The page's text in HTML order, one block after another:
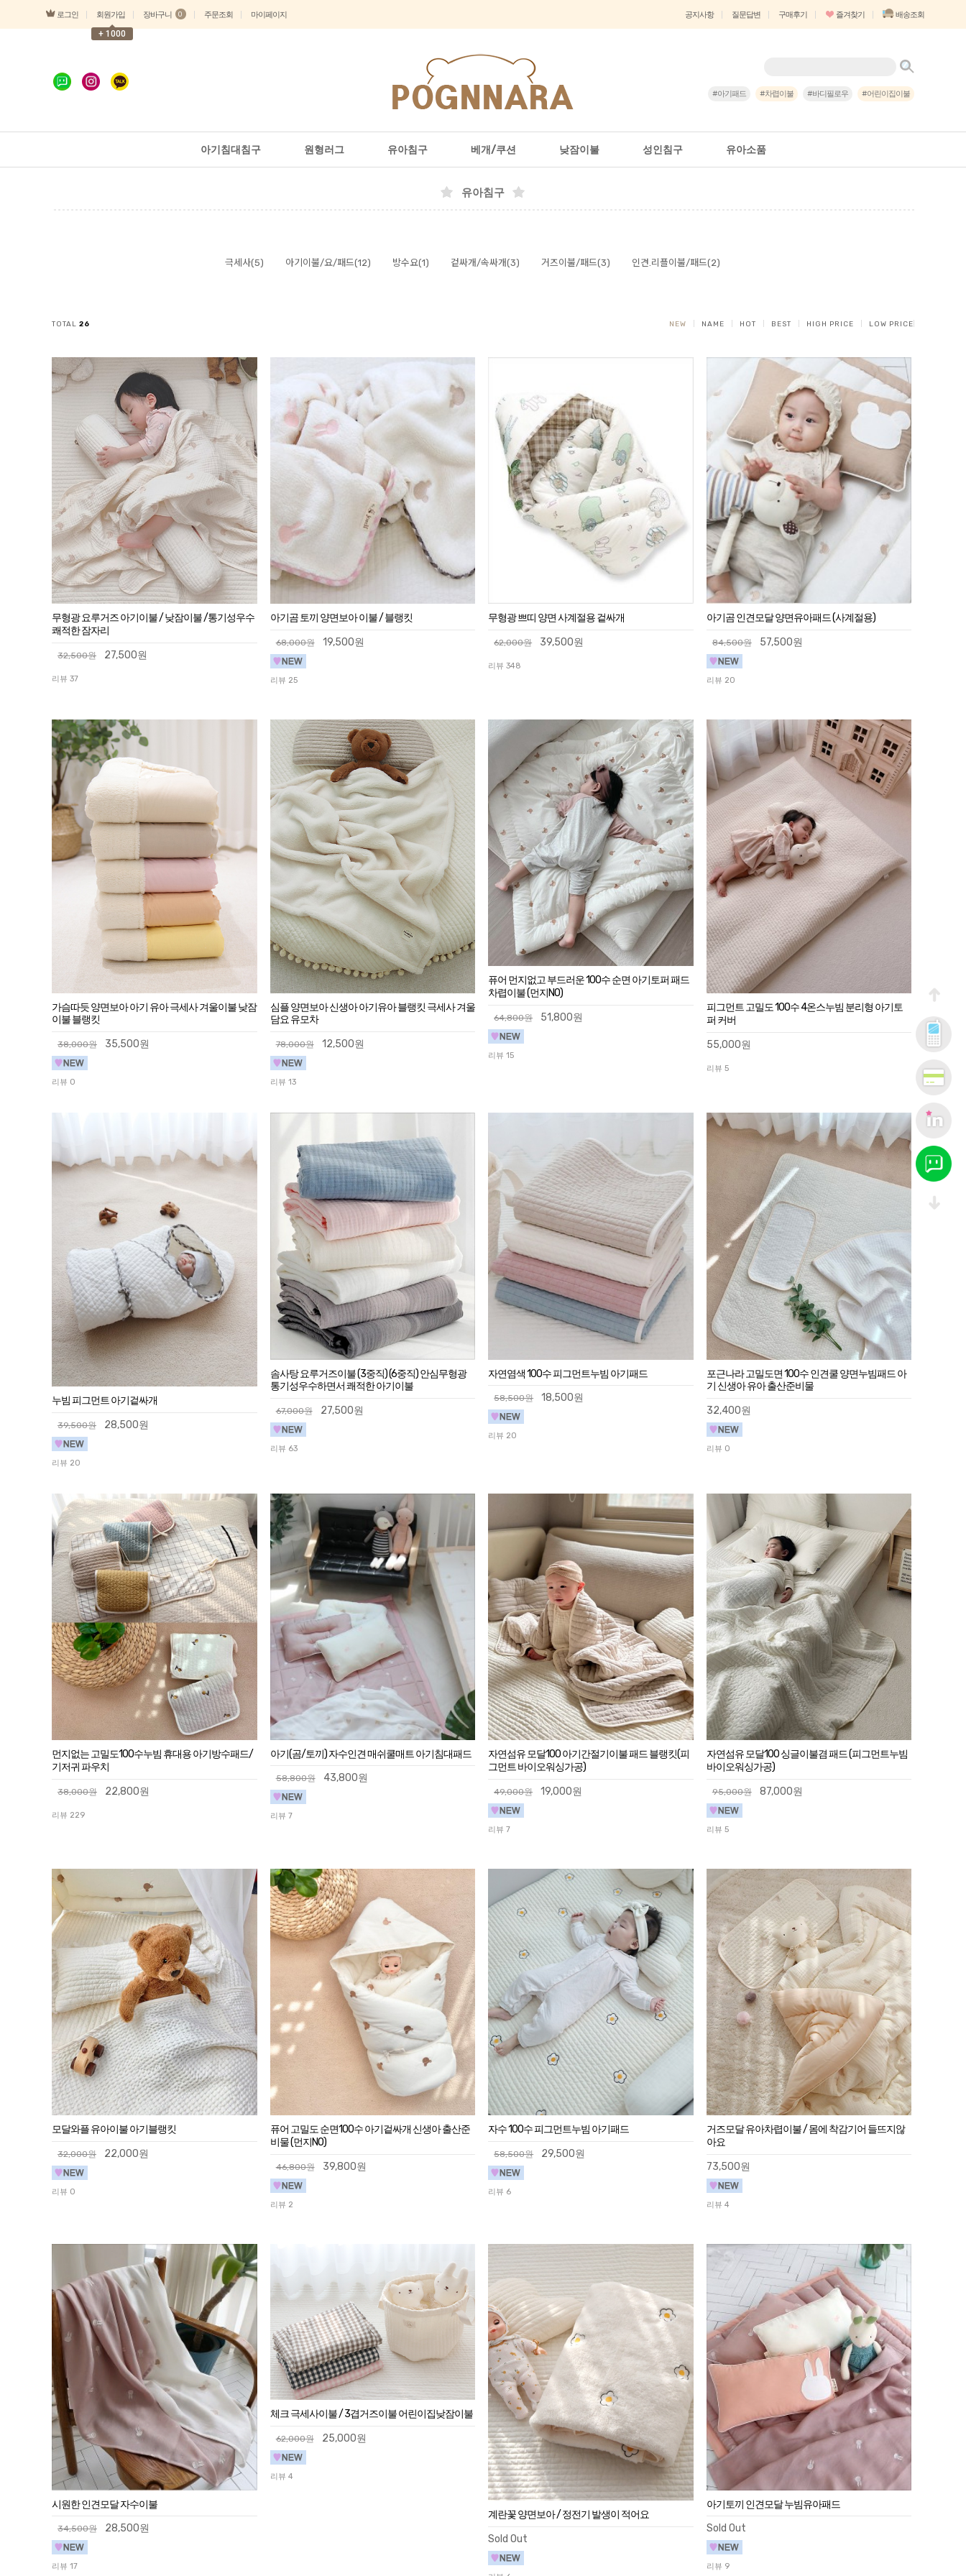
로그인 회원가입
+ 1000
장바구니 0 주문조회 마이페이지 공지사항 질문답변 구매후기 즐겨찾기 배송조회
#아기패드 #차렵이불 #바디필로우 #어린이집이불
아기침대침구 원형러그 유아침구 베개/쿠션 낮잠이불 성인침구 유아소품
유아침구
극세사(5) 아기이불/요/패드(12) 방수요(1) 겉싸개/속싸개(3) 거즈이불/패드(3) 인견.리플이불/패드(2)
TOTAL 26 NEW NAME HOT BEST HIGH PRICE LOW PRICE
무형광 요루거즈 아기이불 / 낮잠이불 /통기성우수
쾌적한 잠자리
32,500원 27,500원
리뷰 37
아기곰 토끼 양면보아 이불 / 블랭킷
68,000원 19,500원
리뷰 25
무형광 쁘띠 양면 사계절용 겉싸개
62,000원 39,500원
리뷰 348
아기곰 인견모달 양면유아패드 (사계절용)
84,500원 57,500원
리뷰 20
가슴따듯 양면보아 아기 유아 극세사 겨울이불 낮잠
이불 블랭킷
38,000원 35,500원
리뷰 0
심플 양면보아 신생아 아기유아 블랭킷 극세사 겨울
담요 유모차
78,000원 12,500원
리뷰 13
퓨어 먼지없고 부드러운 100수 순면 아기토퍼 패드
차렵이불 (먼지NO)
64,800원 51,800원
리뷰 15
피그먼트 고밀도 100수 4온스누빔 분리형 아기토
퍼 커버
55,000원
리뷰 5
누빔 피그먼트 아기겉싸개
39,500원 28,500원
리뷰 20
솜사탕 요루거즈이불 (3중직) (6중직) 안심무형광
통기성우수하면서 쾌적한 아기이불
67,000원 27,500원
리뷰 63
자연염색 100수 피그먼트누빔 아기패드
58,500원 18,500원
리뷰 20
포근나라 고밀도면 100수 인견쿨 양면누빔패드 아
기 신생아 유아 출산준비물
32,400원
리뷰 0
먼지없는 고밀도100수누빔 휴대용 아기방수패드/
기저귀 파우치
38,000원 22,800원
리뷰 229
아기(곰/토끼) 자수인견 매쉬쿨매트 아기침대패드
58,800원 43,800원
리뷰 7
자연섬유 모달100 아기간절기이불 패드 블랭킷(피
그먼트 바이오워싱가공)
49,000원 19,000원
리뷰 7
자연섬유 모달100 싱글이불겸 패드 (피그먼트누빔
바이오워싱가공)
95,000원 87,000원
리뷰 5
모달와플 유아이불 아기블랭킷
32,000원 22,000원
리뷰 0
퓨어 고밀도 순면100수 아기겉싸개 신생아 출산준
비물 (먼지NO)
46,800원 39,800원
리뷰 2
자수 100수 피그먼트누빔 아기패드
58,500원 29,500원
리뷰 6
거즈모달 유아차렵이불 / 몸에 착감기어 들뜨지않
아요
73,500원
리뷰 4
시원한 인견모달 자수이불
34,500원 28,500원
리뷰 17
체크 극세사이불 / 3겹거즈이불 어린이집낮잠이불
62,000원 25,000원
리뷰 4
계란꽃 양면보아 / 정전기 발생이 적어요
Sold Out
아기토끼 인견모달 누빔유아패드
Sold Out
리뷰 9